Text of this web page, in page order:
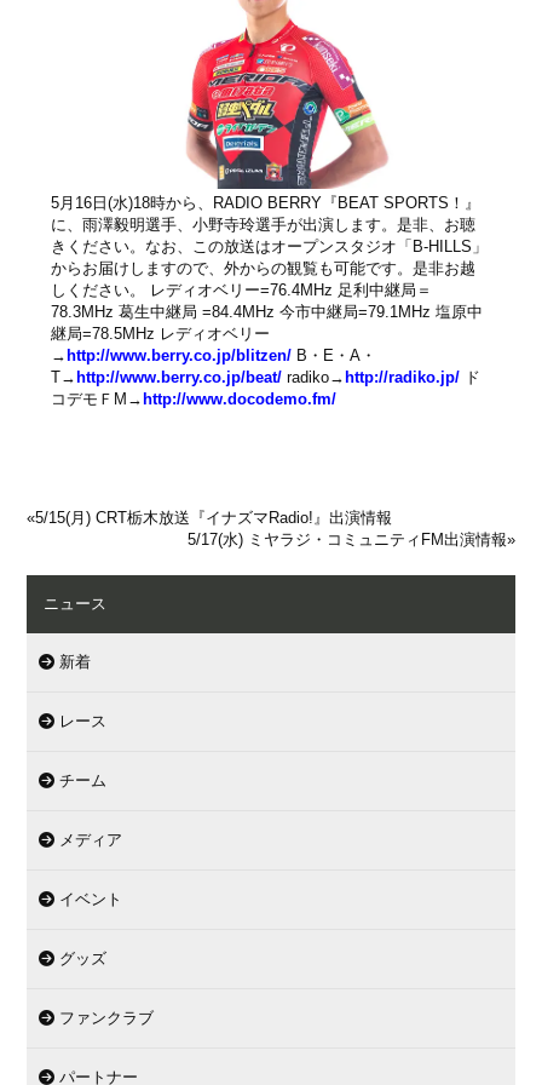
5月16日(水)18時から、RADIO BERRY『BEAT SPORTS！』
に、雨澤毅明選手、小野寺玲選手が出演します。是非、お聴
きください。なお、この放送はオープンスタジオ「B-HILLS」
からお届けしますので、外からの観覧も可能です。是非お越
しください。 レディオベリー=76.4MHz 足利中継局＝
78.3MHz 葛生中継局 =84.4MHz 今市中継局=79.1MHz 塩原中
継局=78.5MHz レディオベリー
→ http://www.berry.co.jp/blitzen/ B・E・A・
T→ http://www.berry.co.jp/beat/ radiko→ http://radiko.jp/ ド
コデモＦM→ http://www.docodemo.fm/
«5/15(月) CRT栃木放送『イナズマRadio!』出演情報
5/17(水) ミヤラジ・コミュニティFM出演情報»
ニュース
新着
レース
チーム
メディア
イベント
グッズ
ファンクラブ
パートナー